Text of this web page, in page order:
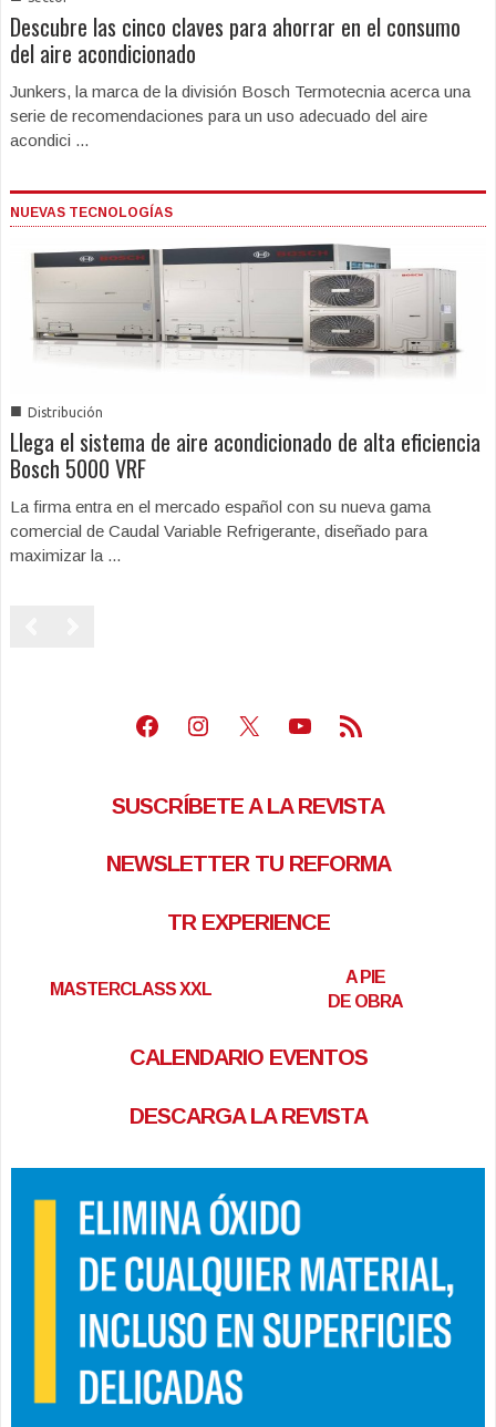
Descubre las cinco claves para ahorrar en el consumo
del aire acondicionado
Junkers, la marca de la división Bosch Termotecnia acerca una
serie de recomendaciones para un uso adecuado del aire
acondici ...
NUEVAS TECNOLOGÍAS
■ Distribución
Llega el sistema de aire acondicionado de alta eficiencia
Bosch 5000 VRF
La firma entra en el mercado español con su nueva gama
comercial de Caudal Variable Refrigerante, diseñado para
maximizar la ...
Facebook
Instagram
X Youtube
Feed RSS
SUSCRÍBETE A LA REVISTA
NEWSLETTER TU REFORMA
TR EXPERIENCE
MASTERCLASS XXL
A PIE
DE OBRA
CALENDARIO EVENTOS
DESCARGA LA REVISTA